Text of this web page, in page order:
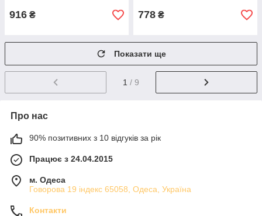
916 ₴ 778 ₴
Показати ще
1 / 9
Про нас
90% позитивних з 10 відгуків за рік
Працює з 24.04.2015
м. Одеса
Говорова 19 індекс 65058, Одеса, Україна
Контакти